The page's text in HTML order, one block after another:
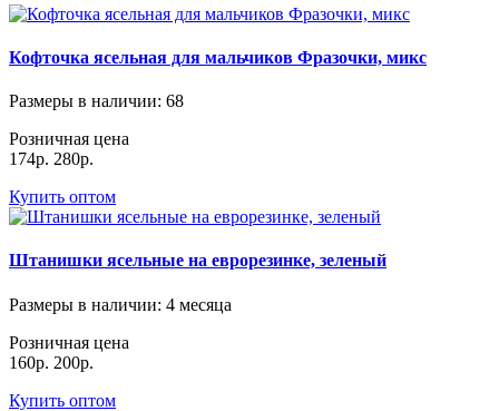
Кофточка ясельная для мальчиков Фразочки, микс
Размеры в наличии: 68
Розничная цена
174р. 280р.
Купить оптом
Штанишки ясельные на еврорезинке, зеленый
Размеры в наличии: 4 месяца
Розничная цена
160р. 200р.
Купить оптом